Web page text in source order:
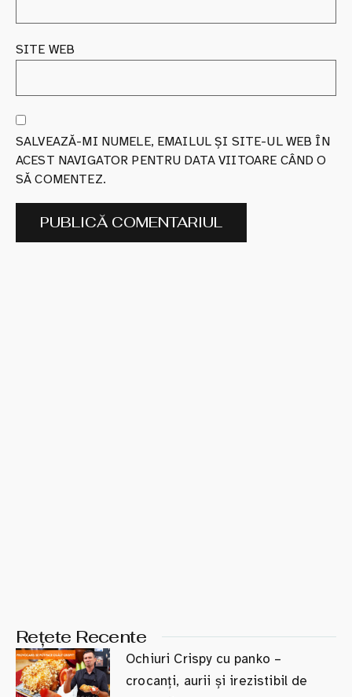
SITE WEB
SALVEAZĂ-MI NUMELE, EMAILUL ȘI SITE-UL WEB ÎN
ACEST NAVIGATOR PENTRU DATA VIITOARE CÂND O
SĂ COMENTEZ.
Rețete Recente
Ochiuri Crispy cu panko –
crocanți, aurii și irezistibil de